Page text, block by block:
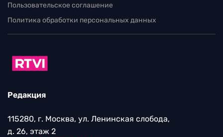
Пользовательское соглашение
Политика обработки персональных данных
Редакция
115280, г. Москва, ул. Ленинская слобода,
д. 26, этаж 2